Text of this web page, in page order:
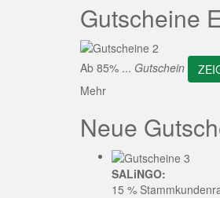
Gutscheine
Ab 85% ... Gutschein
Mehr
Neue
SALiNGO:
15 %